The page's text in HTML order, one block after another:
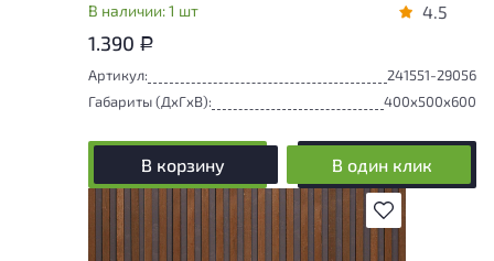
В наличии: 1 шт 4.5
1.390 Р
Артикул:
241551-29056
Габариты (ДxГxВ):
400x500x600
В корзину В один клик
В избранное